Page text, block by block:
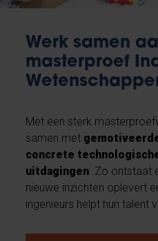
Werk samen
masterproef
Met een sterk
samen met
concrete
uitdagingen . Zo ontstaat
nieuwe inzichten oplevert
ingenieurs helpt hun talent